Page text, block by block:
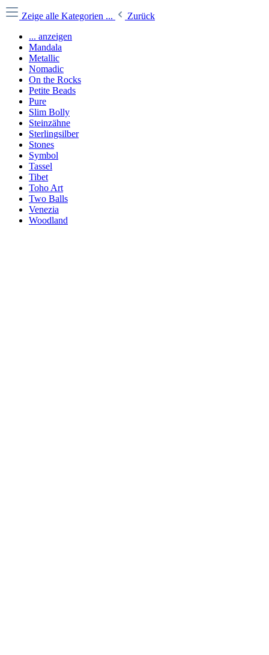
Zeige alle Kategorien ...
Zurück
... anzeigen
Mandala
Metallic
Nomadic
On the Rocks
Petite Beads
Pure
Slim Bolly
Steinzähne
Sterlingsilber
Stones
Symbol
Tassel
Tibet
Toho Art
Two Balls
Venezia
Woodland